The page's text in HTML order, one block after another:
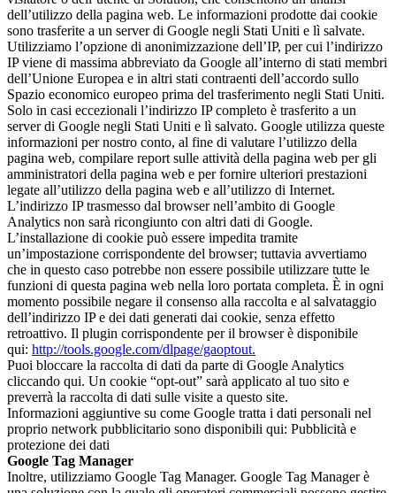
dell’utilizzo della pagina web. Le informazioni prodotte dai cookie
sono trasferite a un server di Google negli Stati Uniti e lì salvate.
Utilizziamo l’opzione di anonimizzazione dell’IP, per cui l’indirizzo
IP viene di massima abbreviato da Google all’interno di stati membri
dell’Unione Europea e in altri stati contraenti dell’accordo sullo
Spazio economico europeo prima del trasferimento negli Stati Uniti.
Solo in casi eccezionali l’indirizzo IP completo è trasferito a un
server di Google negli Stati Uniti e lì salvato. Google utilizza queste
informazioni per nostro conto, al fine di valutare l’utilizzo della
pagina web, compilare report sulle attività della pagina web per gli
amministratori della pagina web e per fornire ulteriori prestazioni
legate all’utilizzo della pagina web e all’utilizzo di Internet.
L’indirizzo IP trasmesso dal browser nell’ambito di Google
Analytics non sarà ricongiunto con altri dati di Google.
L’installazione di cookie può essere impedita tramite
un’impostazione corrispondente del browser; tuttavia avvertiamo
che in questo caso potrebbe non essere possibile utilizzare tutte le
funzioni di questa pagina web nella loro portata completa. È in ogni
momento possibile negare il consenso alla raccolta e al salvataggio
dell’indirizzo IP e dei dati generati dai cookie, senza effetto
retroattivo. Il plugin corrispondente per il browser è disponibile
qui: http://tools.google.com/dlpage/gaoptout.
Puoi bloccare la raccolta di dati da parte di Google Analytics
cliccando qui. Un cookie “opt-out” sarà applicato al tuo sito e
preverrà la raccolta di dati sulle visite a questo site.
Informazioni aggiuntive su come Google tratta i dati personali nel
proprio network pubblicitario sono disponibili qui: Pubblicità e
protezione dei dati
Google Tag Manager
Inoltre, utilizziamo Google Tag Manager. Google Tag Manager è